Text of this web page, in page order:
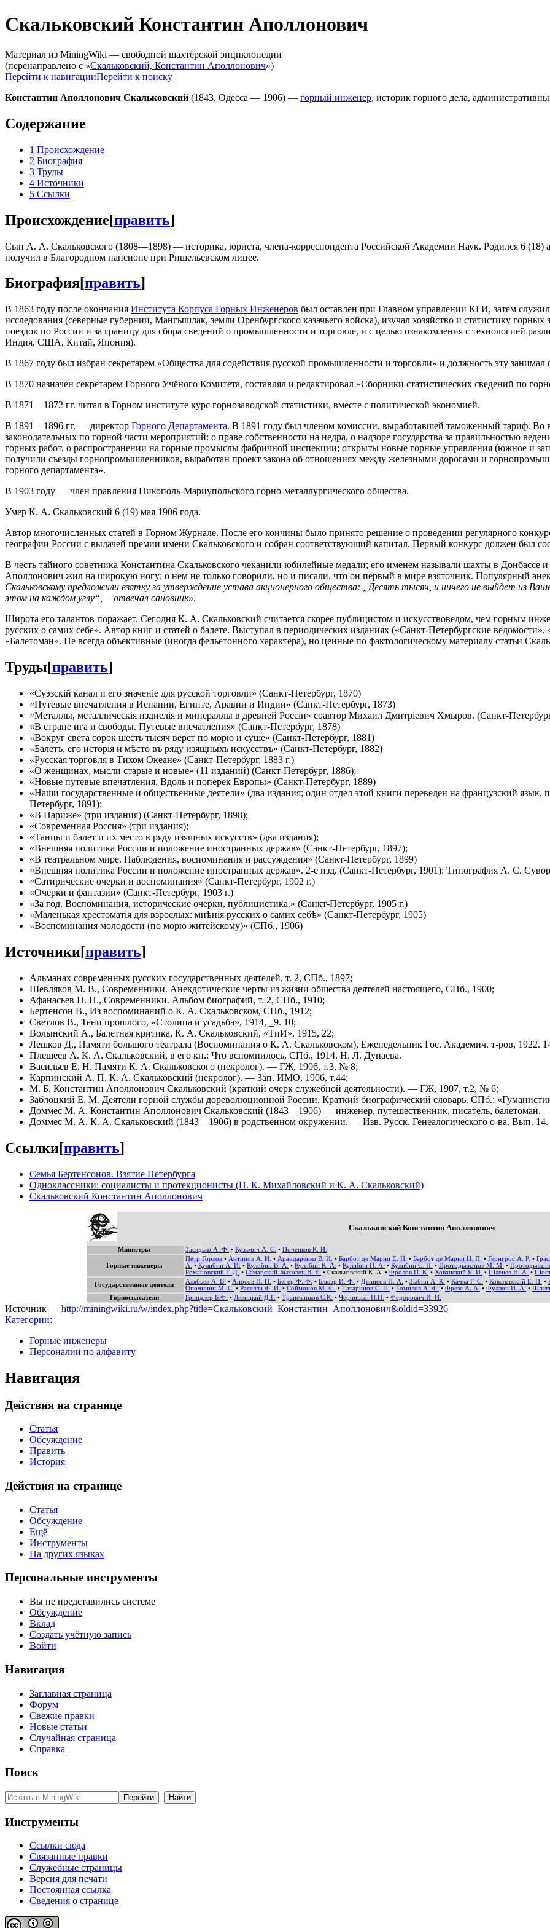
Скальковский Константин Аполлонович
Материал из MiningWiki — свободной шахтёрской энциклопедии
(перенаправлено с «Скальковский, Константин Аполлонович»)
Перейти к навигацииПерейти к поиску
Константин Аполлонович Скальковский (1843, Одесса — 1906) — горный инженер, историк горного дела,
Содержание
1 Происхождение
2 Биография
3 Труды
4 Источники
5 Ссылки
Происхождение[править]
Сын А. А. Скальковского (1808—1898) — историка, юриста, члена-корреспондента Российской Академии Наук. Родился 6 (18)
получил в Благородном пансионе при Ришельевском лицее.
Биография[править]
В 1863 году после окончания Института Корпуса Горных Инженеров был оставлен при Главном управлении КГИ, затем
исследования (северные губернии, Мангышлак, земли Оренбургского казачьего войска), изучал хозяйство и статистику
поездок по России и за границу для сбора сведений о промышленности и торговле, и с целью ознакомления с технологией
Индия, США, Китай, Япония).
В 1867 году был избран секретарем «Общества для содействия русской промышленности и торговли» и должность эту занимал
В 1870 назначен секретарем Горного Учёного Комитета, составлял и редактировал «Сборники статистических сведений по
В 1871—1872 гг. читал в Горном институте курс горнозаводской статистики, вместе с политической экономией.
В 1891—1896 гг. — директор Горного Департамента. В 1891 году был членом комиссии, выработавшей таможенный тариф. Во
законодательных по горной части мероприятий: о праве собственности на недра, о надзоре государства за правильностью
горных работ, о распространении на горные промыслы фабричной инспекции; открыты новые горные управления (южное и
получили съезды горнопромышленников, выработан проект закона об отношениях между железными дорогами и
горного департамента».
В 1903 году — член правления Никополь-Мариупольского горно-металлургического общества.
Умер К. А. Скальковский 6 (19) мая 1906 года.
Автор многочисленных статей в Горном Журнале. После его кончины было принято решение о проведении регулярного
географии России с выдачей премии имени Скальковского и собран соответствующий капитал. Первый конкурс должен был
В честь тайного советника Константина Скальковского чеканили юбилейные медали; его именем называли шахты в Донбассе
Аполлонович жил на широкую ногу; о нем не только говорили, но и писали, что он первый в мире взяточник. Популярный
Скальковскому предложили взятку за утверждение устава акционерного общества: „Десять тысяч, и ничего не выйдет из
этом на каждом углу“,— отвечал сановник».
Широта его талантов поражает. Сегодня К. А. Скальковский считается скорее публицистом и искусствоведом, чем горным
русских о самих себе». Автор книг и статей о балете. Выступал в периодических изданиях («Санкт-Петербургские
«Балетоман». Не всегда объективные (иногда фельетонного характера), но ценные по фактологическому материалу статьи
Труды[править]
«Суэзскій канал и его значеніе для русской торговли» (Санкт-Петербург, 1870)
«Путевые впечатления в Испании, Египте, Аравии и Индии» (Санкт-Петербург, 1873)
«Металлы, металлическія издиелія и минераллы в древней Россіи» соавтор Михаил Дмитріевич Хмыров. (Санкт-
«В стране ига и свободы. Путевые впечатления» (Санкт-Петербург, 1878)
«Вокруг света сорок шесть тысяч верст по морю и суше» (Санкт-Петербург, 1881)
«Балетъ, его исторія и мѣсто въ ряду изящныхъ искусствъ» (Санкт-Петербург, 1882)
«Русская торговля в Тихом Океане» (Санкт-Петербург, 1883 г.)
«О женщинах, мысли старые и новые» (11 изданий) (Санкт-Петербург, 1886);
«Новые путевые впечатления. Вдоль и поперек Европы» (Санкт-Петербург, 1889)
«Наши государственные и общественные деятели» (два издания; один отдел этой книги переведен на французский язык,
Петербург, 1891);
«В Париже» (три издания) (Санкт-Петербург, 1898);
«Современная Россия» (три издания);
«Танцы и балет и их место в ряду изящных искусств» (два издания);
«Внешняя политика России и положение иностранных держав» (Санкт-Петербург, 1897);
«В театральном мире. Наблюдения, воспоминания и рассуждения» (Санкт-Петербург, 1899)
«Внешняя политика России и положение иностранных держав». 2-е изд. (Санкт-Петербург, 1901): Типография А. С.
«Сатирические очерки и воспоминания» (Санкт-Петербург, 1902 г.)
«Очерки и фантазии» (Санкт-Петербург, 1903 г.)
«За год. Воспоминания, исторические очерки, публицистика.» (Санкт-Петербург, 1905 г.)
«Маленькая хрестоматія для взрослых: мнѣнія русских о самих себѣ» (Санкт-Петербург, 1905)
«Воспоминания молодости (по морю житейскому)» (СПб., 1906)
Источники[править]
Альманах современных русских государственных деятелей, т. 2, СПб., 1897;
Шевляков М. В., Современники. Анекдотические черты из жизни общества деятелей настоящего, СПб., 1900;
Афанасьев Н. Н., Современники. Альбом биографий, т. 2, СПб., 1910;
Бертенсон В., Из воспоминаний о К. А. Скальковском, СПб., 1912;
Светлов В., Тени прошлого, «Столица и усадьба», 1914, _9. 10;
Волынский А., Балетная критика, К. А. Скальковский, «ТиИ», 1915, 22;
Лешков Д., Памяти большого театрала (Воспоминания о К. А. Скальковском), Еженедельник Гос. Академич. т-ров, 1922.
Плещеев А. К. А. Скальковский, в его кн.: Что вспомнилось, СПб., 1914. Н. Л. Дунаева.
Васильев Е. Н. Памяти К. А. Скальковского (некролог). — ГЖ, 1906, т.3, № 8;
Карпинский А. П. К. А. Скальковский (некролог). — Зап. ИМО, 1906, т.44;
М. Б. Константин Аполлонович Скальковский (краткий очерк служебной деятельности). — ГЖ, 1907, т.2, № 6;
Заблоцкий Е. М. Деятели горной службы дореволюционной России. Краткий биографический словарь. СПб.:
Доммес М. А. Константин Аполлонович Скальковский (1843—1906) — инженер, путешественник, писатель,
Доммес М. А. К. А. Скальковский (1843—1906) в родственном окружении. — Изв. Русск. Генеалогического о-ва. Вып. 14.
Ссылки[править]
Семья Бертенсонов. Взятие Петербурга
Одноклассники: социалисты и протекционисты (Н. К. Михайловский и К. А. Скальковский)
Скальковский Константин Аполлонович
Скальковский Константин Аполлонович
Министры Засядько А. Ф. • Кузьмич А. С. • Поченков К. И.
Горные инженеры
Пётр Горлов • Антипов А. И. • Арандаренко В. И. • Барбот де Марни Е. Н. • Барбот де Марни Н. П. • Гернгрос А. Р. •
А.
• Кулибин А. И. • Кулибин В. А. • Кулибин К. А. • Кулибин Н. А. • Кулибин С. Н. • Протодьяконов М. М. •
Романовский Г. Д.
• Самарский-Быховец В. Е. • Скальковский К. А. • Фролов П. К. • Хованский Я. И. • Шленев Н. А. •
Государственные деятели
Алябьев А. В. • Аносов П. П. • Бегер Ф. Ф. • Блюэр И. Ф. • Денисов Н. А. • Зыбин А. К. • Качка Г. С. • Ковалевский Е. П. •
Опочинин М. С. • Раселли Ф. И. • Соймонов М. Ф. • Татаринов С. П. • Томилов А. Ф. • Фрезе А. А. • Фуллон И. А. •
Горноспасатели
Гриндлер Б.Ф. • Левицкий Д.Г. • Трапезников С.К. • Черницын Н.Н. • Федорович И. И.
Источник — http://miningwiki.ru/w/index.php?title=Скальковский_Константин_Аполлонович&oldid=33926
Категории:
Горные инженеры
Персоналии по алфавиту
Навигация
Действия на странице
Статья
Обсуждение
Править
История
Действия на странице
Статья
Обсуждение
Ещё
Инструменты
На других языках
Персональные инструменты
Вы не представились системе
Обсуждение
Вклад
Создать учётную запись
Войти
Навигация
Заглавная страница
Форум
Свежие правки
Новые статьи
Случайная страница
Справка
Поиск
Инструменты
Ссылки сюда
Связанные правки
Служебные страницы
Версия для печати
Постоянная ссылка
Сведения о странице